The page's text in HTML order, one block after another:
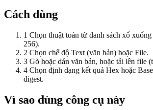
Cách dùng
1 Chọn thuật toán từ danh sách xổ
256).
2 Chọn chế độ Text (văn bản) hoặc File.
3 Gõ hoặc dán văn bản, hoặc tải lên file
4 Chọn định dạng kết quả Hex hoặc
digest.
Vì sao dùng công cụ này